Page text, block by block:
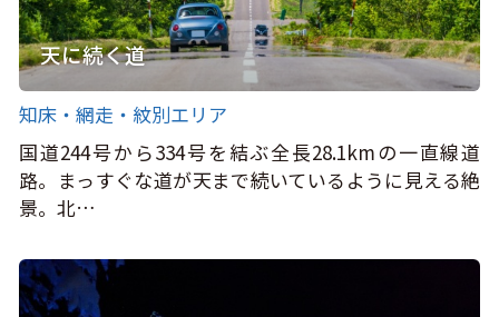
天に続く道
知床・網走・紋別エリア
国道244号から334号を結ぶ全長28.1kmの一直線道
路。まっすぐな道が天まで続いているように見える絶
景。北…